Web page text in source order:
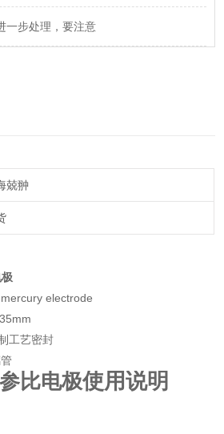
一步处理，要注意
兢翀
electrode
工艺密封
比电极使用说明